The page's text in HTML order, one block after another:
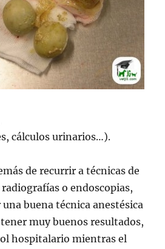
cálculos urinarios…).
de recurrir a técnicas de
o endoscopias,
buena técnica anestésica
muy buenos resultados,
hospitalario mientras el